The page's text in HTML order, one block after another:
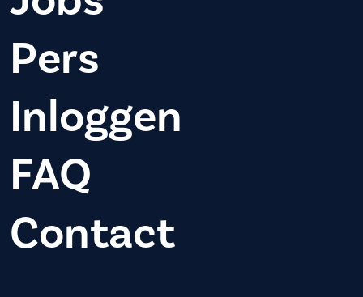
Pers
Inloggen
FAQ
Contact